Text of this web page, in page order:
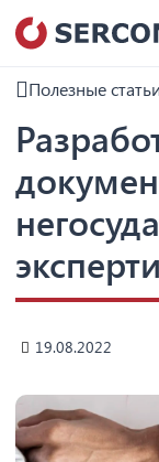
Полезные статьи
19.08.2022